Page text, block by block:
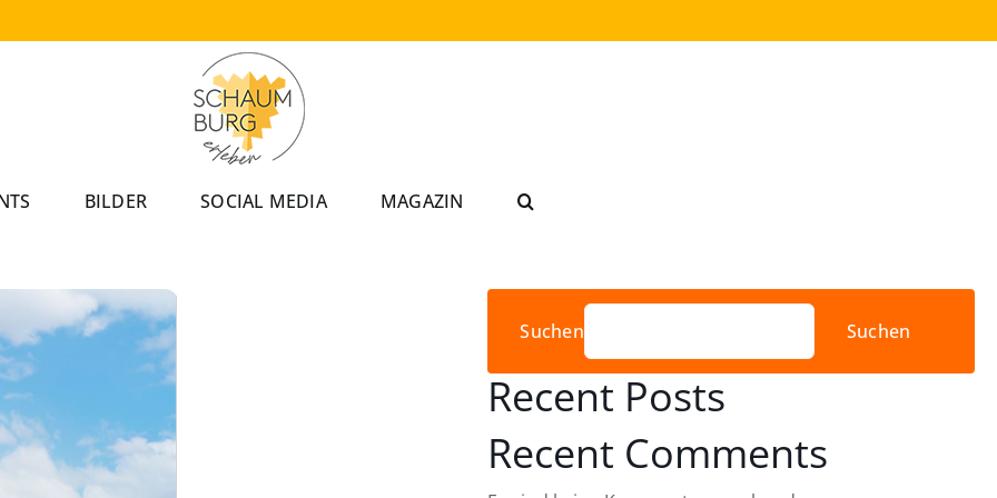
BILDER SOCIAL MEDIA MAGAZIN
Suchen Suchen
Recent Posts
Recent Comments